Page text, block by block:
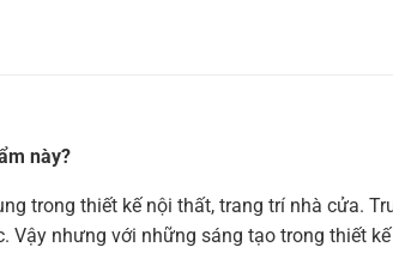
này?
trong thiết kế nội thất, trang trí nhà cửa.
nhưng với những sáng tạo trong thiết